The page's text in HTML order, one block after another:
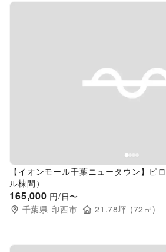
Previous slide
【イオンモール千葉ニュータウン】ピ
ル棟間）
165,000 円/日〜
千葉県 印西市 21.78坪 (72 ㎡)